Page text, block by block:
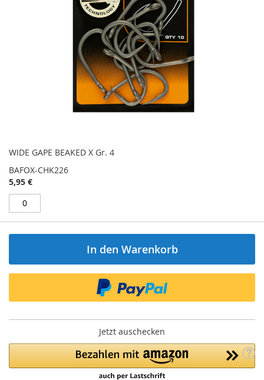
WIDE GAPE BEAKED X Gr. 4
BAFOX-CHK226
5,95 €
In den Warenkorb
Jetzt auschecken